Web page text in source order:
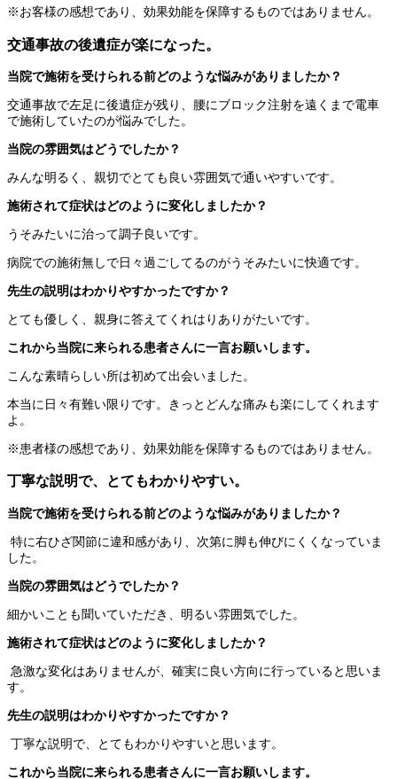
※お客様の感想であり、効果効能を保障するものではありません。
交通事故の後遺症が楽になった。
当院で施術を受けられる前どのような悩みがありましたか？
交通事故で左足に後遺症が残り、腰にブロック注射を遠くまで電車
で施術していたのが悩みでした。
当院の雰囲気はどうでしたか？
みんな明るく、親切でとても良い雰囲気で通いやすいです。
施術されて症状はどのように変化しましたか？
うそみたいに治って調子良いです。
病院での施術無しで日々過ごしてるのがうそみたいに快適です。
先生の説明はわかりやすかったですか？
とても優しく、親身に答えてくれはりありがたいです。
これから当院に来られる患者さんに一言お願いします。
こんな素晴らしい所は初めて出会いました。
本当に日々有難い限りです。きっとどんな痛みも楽にしてくれます
よ。
※患者様の感想であり、効果効能を保障するものではありません。
丁寧な説明で、とてもわかりやすい。
当院で施術を受けられる前どのような悩みがありましたか？
特に右ひざ関節に違和感があり、次第に脚も伸びにくくなっていま
した。
当院の雰囲気はどうでしたか？
細かいことも聞いていただき、明るい雰囲気でした。
施術されて症状はどのように変化しましたか？
急激な変化はありませんが、確実に良い方向に行っていると思いま
す。
先生の説明はわかりやすかったですか？
丁寧な説明で、とてもわかりやすいと思います。
これから当院に来られる患者さんに一言お願いします。